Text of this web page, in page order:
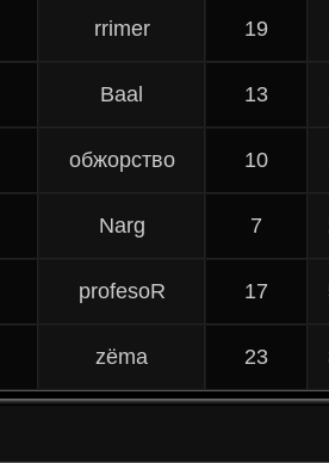
rrimer 19
Baal 13
обжорство 10
Narg 7
profesoR 17
zёma 23